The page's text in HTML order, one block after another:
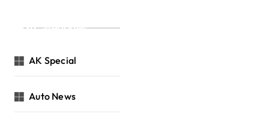
Categories
AK Special
Auto News